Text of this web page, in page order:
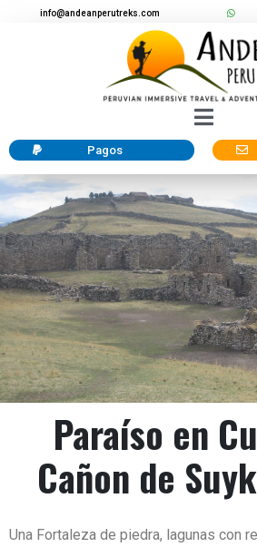
info@andeanperutreks.com
Pagos
Paraíso en
Cañon de
Una Fortaleza de piedra, lagunas con